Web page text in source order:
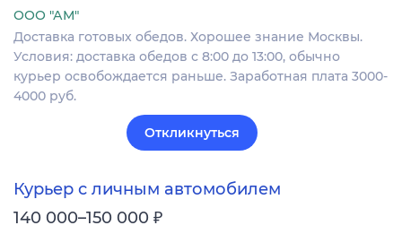
ООО "АМ"
Доставка готовых обедов. Хорошее знание Москвы.
Условия: доставка обедов с 8:00 до 13:00, обычно
курьер освобождается раньше. Заработная плата 3000-
4000 руб.
Откликнуться
Курьер с личным автомобилем
140 000–150 000 ₽